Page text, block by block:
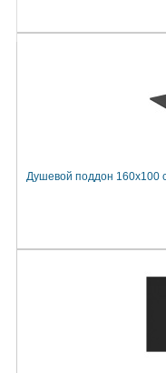
Душевой поддон 160х100